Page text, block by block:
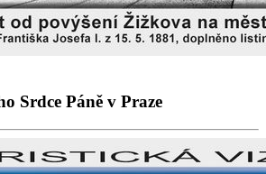
Srdce Páně v Praze